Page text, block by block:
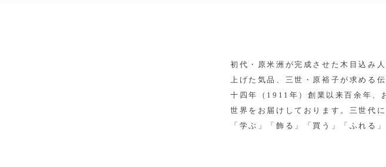
初代・原米洲が完成させた木目込み
上げた気品、三世・原裕子が求める
十四年（1911年）創業以来百余年、
世界をお届けしております。三世代
「学ぶ」「飾る」「買う」「ふれる